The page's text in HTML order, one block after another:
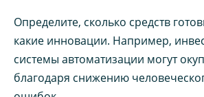
Определите, сколько средств
какие инновации. Например,
системы автоматизации могут
благодаря снижению